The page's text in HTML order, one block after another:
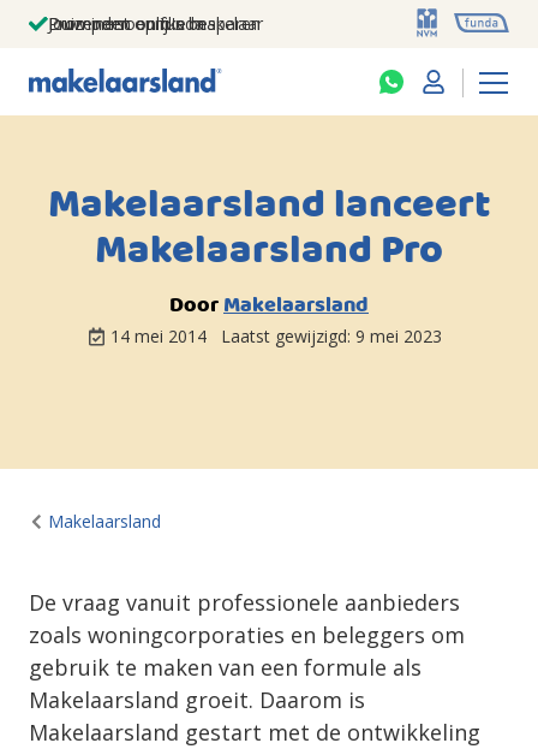
Jouw persoonlijke makelaar
Duizenden euro's besparen
Prominent op funda
Makelaarsland lanceert
Makelaarsland Pro
DoorMakelaarsland
14 mei 2014 Laatst gewijzigd: 9 mei 2023
Makelaarsland
De vraag vanuit professionele aanbieders
zoals woningcorporaties en beleggers om
gebruik te maken van een formule als
Makelaarsland groeit. Daarom is
Makelaarsland gestart met de ontwikkeling